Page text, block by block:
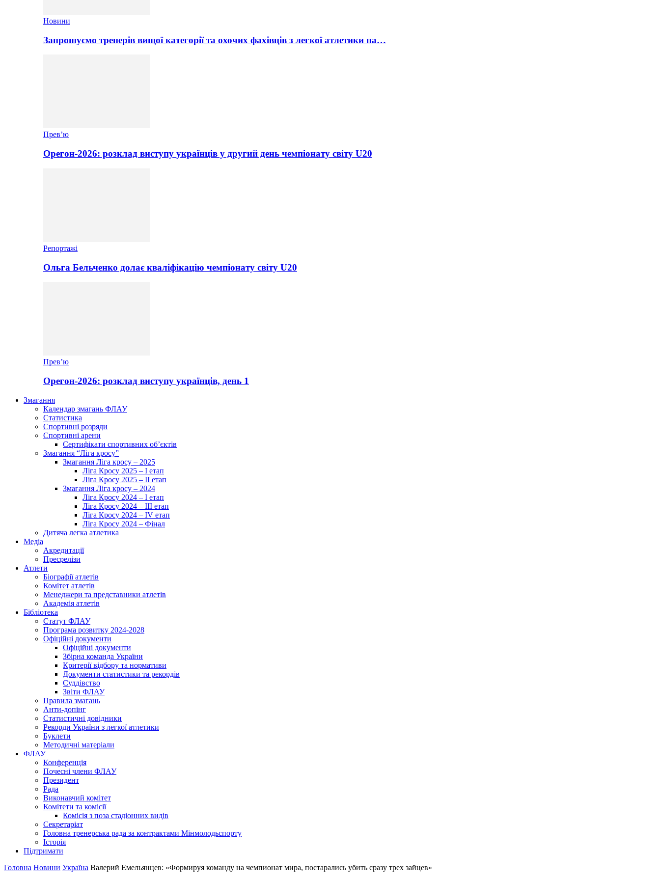
Новини
Запрошуємо тренерів вищої категорії та охочих фахівців з легкої атлетики на…
Прев’ю
Орегон-2026: розклад виступу українців у другий день чемпіонату світу U20
Репортажі
Ольга Бельченко долає кваліфікацію чемпіонату світу U20
Прев’ю
Орегон-2026: розклад виступу українців, день 1
Змагання
Календар змагань ФЛАУ
Статистика
Спортивні розряди
Спортивні арени
Сертифікати спортивних об’єктів
Змагання “Ліга кросу”
Змагання Ліга кросу – 2025
Ліга Кросу 2025 – I етап
Ліга Кросу 2025 – II етап
Змагання Ліга кросу – 2024
Ліга Кросу 2024 – I етап
Ліга Кросу 2024 – III етап
Ліга Кросу 2024 – IV етап
Ліга Кросу 2024 – Фінал
Дитяча легка атлетика
Медіа
Акредитації
Пресрелізи
Атлети
Біографії атлетів
Комітет атлетів
Менеджери та представники атлетів
Академія атлетів
Бібліотека
Статут ФЛАУ
Програма розвитку 2024-2028
Офіційні документи
Офіційні документи
Збірна команда України
Критерії відбору та нормативи
Документи статистики та рекордів
Суддівство
Звіти ФЛАУ
Правила змагань
Анти-допінг
Статистичні довідники
Рекорди України з легкої атлетики
Буклети
Методичні матеріали
ФЛАУ
Конференція
Почесні члени ФЛАУ
Президент
Рада
Виконавчий комітет
Комітети та комісії
Комісія з поза стадіонних видів
Секретаріат
Головна тренерська рада за контрактами Мінмолодьспорту
Історія
Підтримати
Головна Новини Україна Валерий Емельянцев: «Формируя команду на чемпионат мира, постарались убить сразу трех зайцев»